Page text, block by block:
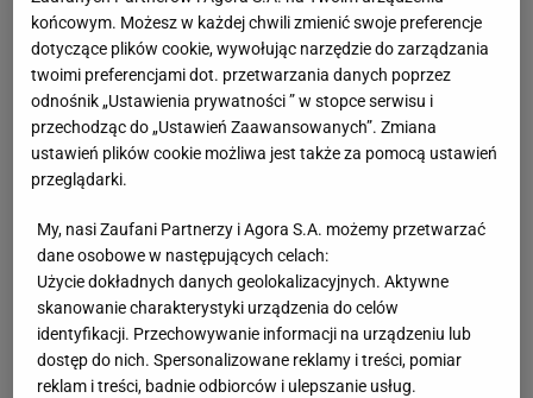
końcowym. Możesz w każdej chwili zmienić swoje preferencje
dotyczące plików cookie, wywołując narzędzie do zarządzania
twoimi preferencjami dot. przetwarzania danych poprzez
odnośnik „Ustawienia prywatności ” w stopce serwisu i
przechodząc do „Ustawień Zaawansowanych”. Zmiana
ustawień plików cookie możliwa jest także za pomocą ustawień
przeglądarki.
My, nasi Zaufani Partnerzy i Agora S.A. możemy przetwarzać
dane osobowe w następujących celach:
Użycie dokładnych danych geolokalizacyjnych. Aktywne
skanowanie charakterystyki urządzenia do celów
identyfikacji. Przechowywanie informacji na urządzeniu lub
dostęp do nich. Spersonalizowane reklamy i treści, pomiar
reklam i treści, badnie odbiorców i ulepszanie usług.